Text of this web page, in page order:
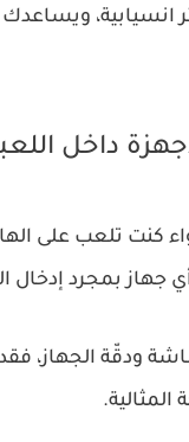
انسيابية،
داخل
تلعب على
جهاز بمجرد إدخال
ودقّة الجهاز،